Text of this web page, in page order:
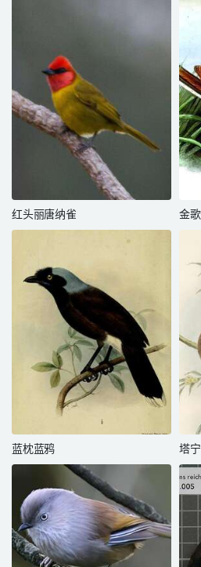
红头丽唐纳雀 金
蓝枕蓝鸦 塔